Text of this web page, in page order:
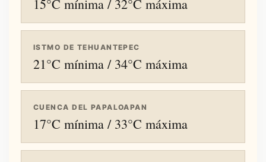
15°C mínima / 32°C máxima
ISTMO DE TEHUANTEPEC
21°C mínima / 34°C máxima
CUENCA DEL PAPALOAPAN
17°C mínima / 33°C máxima